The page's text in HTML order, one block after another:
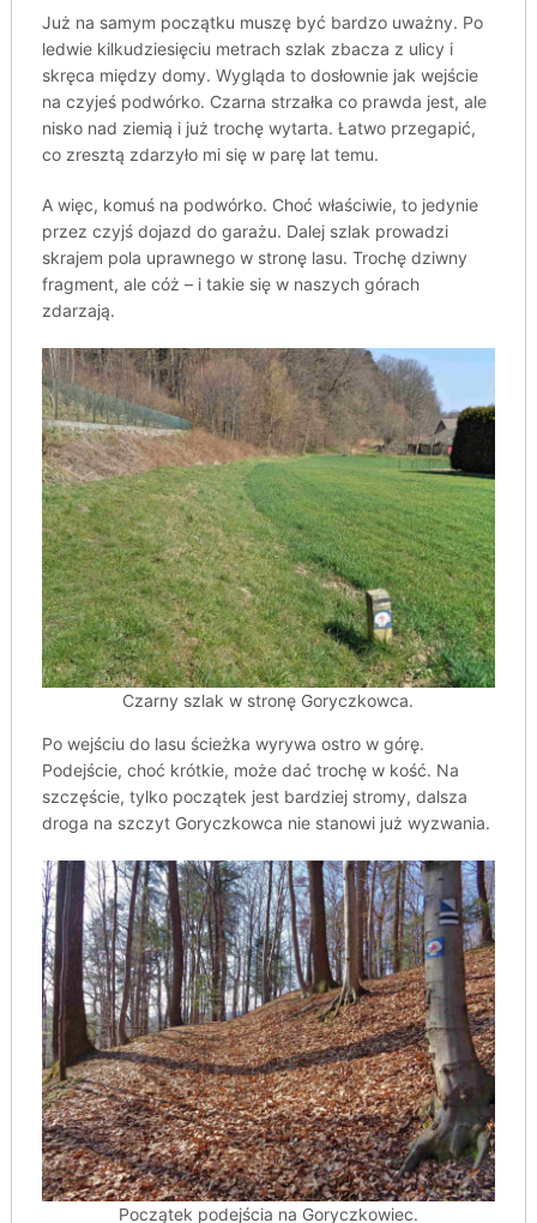
Już na samym początku muszę być bardzo uważny. Po
ledwie kilkudziesięciu metrach szlak zbacza z ulicy i
skręca między domy. Wygląda to dosłownie jak wejście
na czyjeś podwórko. Czarna strzałka co prawda jest, ale
nisko nad ziemią i już trochę wytarta. Łatwo przegapić,
co zresztą zdarzyło mi się w parę lat temu.
A więc, komuś na podwórko. Choć właściwie, to jedynie
przez czyjś dojazd do garażu. Dalej szlak prowadzi
skrajem pola uprawnego w stronę lasu. Trochę dziwny
fragment, ale cóż – i takie się w naszych górach
zdarzają.
Czarny szlak w stronę Goryczkowca.
Po wejściu do lasu ścieżka wyrywa ostro w górę.
Podejście, choć krótkie, może dać trochę w kość. Na
szczęście, tylko początek jest bardziej stromy, dalsza
droga na szczyt Goryczkowca nie stanowi już wyzwania.
Początek podejścia na Goryczkowiec.